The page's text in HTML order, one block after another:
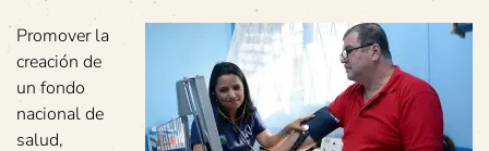
Promover la
creación de
un fondo
nacional de
salud,